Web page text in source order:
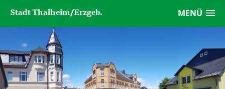
MENÜ
Stadt Thalheim/Erzgeb.